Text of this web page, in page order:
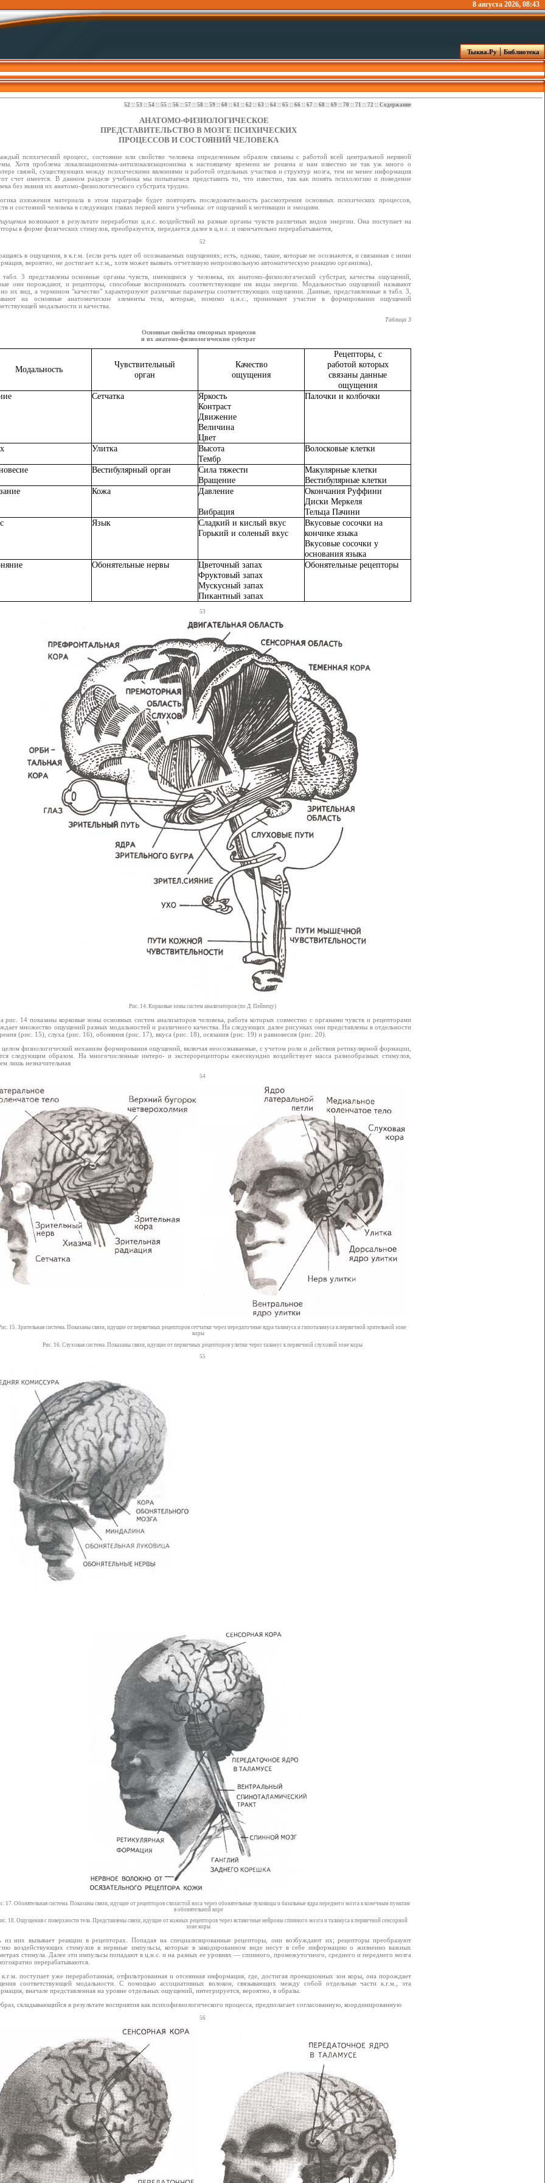
8 августа 2026, 08:43
Тыква.Ру|Библиотека
52 :: 53 :: 54 :: 55 :: 56 :: 57 :: 58 :: 59 :: 60 :: 61 :: 62 :: 63 :: 64 :: 65 :: 66 :: 67 :: 68 :: 69 :: 70 :: 71 :: 72 :: Содержание
АНАТОМО-ФИЗИОЛОГИЧЕСКОЕ
ПРЕДСТАВИТЕЛЬСТВО В МОЗГЕ ПСИХИЧЕСКИХ
ПРОЦЕССОВ И СОСТОЯНИЙ ЧЕЛОВЕКА
психический процесс, состояние или свойство человека определенным образом связаны с работой всей центральной нервной
Хотя проблема локализационизма-антилокализационизма к настоящему времени не решена и нам известно не так уж много о
связей, существующих между психическими явлениями и работой отдельных участков и структур мозга, тем не менее информация
счет имеется. В данном разделе учебника мы попытаемся представить то, что известно, так как понять психологию и поведение
без знания их анатомо-физиологического субстрата трудно.
изложения материала в этом параграфе будет повторять последовательность рассмотрения основных психических процессов,
и состояний человека в следующих главах первой книги учебника: от ощущений к мотивации и эмоциям.
возникают в результате переработки ц.н.с. воздействий на разные органы чувств различных видов энергии. Она поступает на
в форме физических стимулов, преобразуется, передается далее в ц.н.с. и окончательно перерабатываетея,
52
в ощущения, в к.г.м. (если речь идет об осознаваемых ощущениях; есть, однако, такие, которые не осознаются, и связанная с ними
вероятно, не достигает к.г.м,, хотя может вызвать отчетливую непроизвольную автоматическую реакцию организма),
3 представлены основные органы чувств, имеющиеся у человека, их анатомо-физиологаческий субстрат, качества ощущений,
они порождают, и рецепторы, способные воспринимать соответствующие им виды энергии. Модальностью ощущений называют
их вид, а термином "качество" характеризуют различные параметры соответствующих ощущении. Данные, представленные в табл. 3,
на основные анатомические элементы тела, которые, помимо ц.н.с., принимают участие в формировании ощущений
модальности и качества.
Таблица 3
Основные свойства сенсорных процессов
и их анатомо-физиологнческнн субстрат
Модальность
Чувствительный
орган
Качество
ощущения
Рецепторы, с
работой которых
связаны данные
ощущения
Сетчатка
Яркость
Контраст
Движение
Величина
Цвет
Палочки и колбочки
Улитка
Высота
Тембр
Волосковые клетки
Вестибулярный орган
Сила тяжести
Вращение
Макулярные клетки
Вестибулярные клетки
Кожа Давление
Вибрация
Окончания Руффини
Диски Меркеля
Тельца Пачини
Язык
Сладкий и кислый вкус
Горький и соленый вкус
Вкусовые сосочки на
кончике языка
Вкусовые сосочки у
основания языка
Обонятельные нервы
Цветочный запах
Фруктовый запах
Мускусный запах
Пикантный запах
Обонятельные рецепторы
53
Рис. 14. Корковые зоны систем анализаторов (по Д. Пейпецу)
рис. 14 показаны корковые зоны основных систем анализаторов человека, работа которых совместно с органами чувств и рецепторами
множество ощущений разных модальностей и различного качества. На следующих далее рисунках они представлены в отдельности
(рис. 15), слуха (рис. 16), обоняния (рис. 17), вкуса (рис. 18), осязания (рис. 19) и равновесия (рис. 20).
физиологический механизм формирования ощущений, включая неосознаваемые, с учетом роли и действия ретикулярной формации,
следующим образом. На многочисленные интеро- и экстерорецепторы ежесекундно воздействует масса разнообразных стимулов,
лишь незначительная
54
15. Зрительная система. Показаны связи, идущие от первичных рецепторов сетчатки через передаточные ядра таламуса и гипоталамуса к первичной зрительной зоне
коры
Рис. 16. Слуховая система. Показаны связи, идущие от первичных рецепторов улитки через таламус к первичной слуховой зоне коры
55
17. Обонятельная система. Показаны связи, идущие от рецепторов слизистой носа через обонятельные луковицы и базальные ядра переднего мозга к конечным пунктам
в обонятельной коре
18. Ощущения с поверхности тела. Представлены связи, идущие от кожных рецепторов через вставочные нейроны спинного мозга и таламуса к первичной сенсорной
зоне коры
из них вызывает реакции в рецепторах. Попадая на специализированные рецепторы, они возбуждают их; рецепторы преобразуют
воздействующих стимулов в нервные импульсы, которые в закодированном виде несут в себе информацию о жизненно важных
стимула. Далее эти импульсы попадают в ц.н.с. и на разных ее уровнях — спинного, промежуточного, среднего и переднего мозга
перерабатываются.
поступает уже переработанная, отфильтрованная и отсеянная информация, где, достигая проекционных зон коры, она порождает
соответствующей модальности. С помощью ассоциативных волокон, связывающих между собой отдельные части к.г.м., эта
вначале представленная на уровне отдельных ощущений, интегрируется, вероятно, в образы.
складывающийся в результате восприятия как психофизиологического процесса, предполагает согласованную, координированную
56